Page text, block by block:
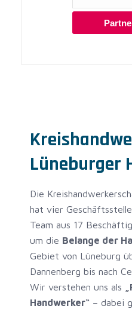
Lüneburger
Die
hat vier
Team aus 17
um die Belange der
Gebiet von Lüneburg
Dannenberg bis nach
Wir verstehen uns als
Handwerker“ – dabei